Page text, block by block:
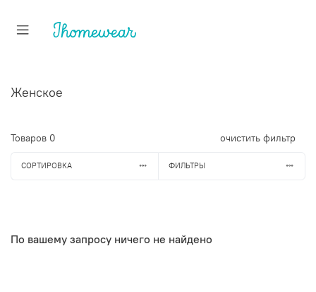
Женское
Товаров 0 очистить фильтр
СОРТИРОВКА ФИЛЬТРЫ
По вашему запросу ничего не найдено